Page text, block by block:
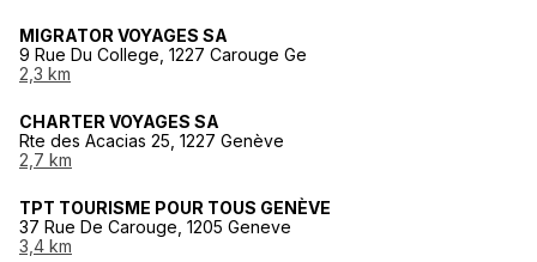
MIGRATOR VOYAGES SA
9 Rue Du College, 1227 Carouge Ge
2,3 km
CHARTER VOYAGES SA
Rte des Acacias 25, 1227 Genève
2,7 km
TPT TOURISME POUR TOUS GENÈVE
37 Rue De Carouge, 1205 Geneve
3,4 km